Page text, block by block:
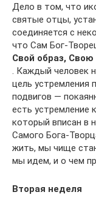
Дело в том, что
святые отцы,
соединяется с
что Сам Бог-
Свой образ, Свою
. Каждый человек
цель устремления
подвигов —
есть устремление
который вписан в
Самого Бога-
жить, мы чище
мы идем, и о чем
Вторая неделя